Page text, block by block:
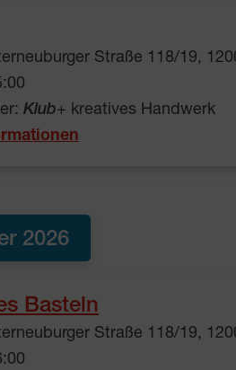
Straße 118/19,
Klub+ kreatives Handwerk
2026
Basteln
Straße 118/19,